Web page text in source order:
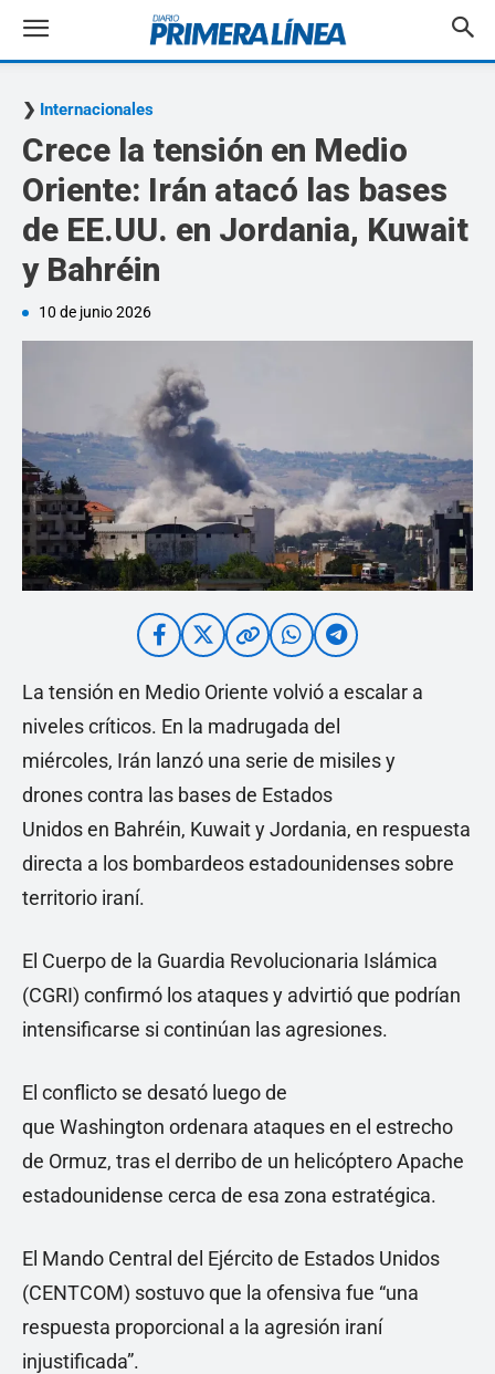
Internacionales
Crece la tensión en Medio
Oriente: Irán atacó las bases
de EE.UU. en Jordania, Kuwait
y Bahréin
10 de junio 2026
La tensión en Medio Oriente volvió a escalar a
niveles críticos. En la madrugada del
miércoles, Irán lanzó una serie de misiles y
drones contra las bases de Estados
Unidos en Bahréin, Kuwait y Jordania, en respuesta
directa a los bombardeos estadounidenses sobre
territorio iraní.
El Cuerpo de la Guardia Revolucionaria Islámica
(CGRI) confirmó los ataques y advirtió que podrían
intensificarse si continúan las agresiones.
El conflicto se desató luego de
que Washington ordenara ataques en el estrecho
de Ormuz, tras el derribo de un helicóptero Apache
estadounidense cerca de esa zona estratégica.
El Mando Central del Ejército de Estados Unidos
(CENTCOM) sostuvo que la ofensiva fue “una
respuesta proporcional a la agresión iraní
injustificada”.